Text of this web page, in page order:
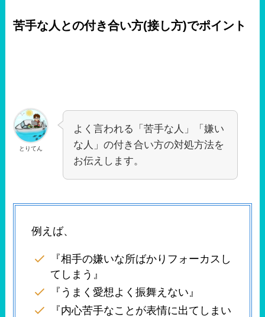
苦手な人との付き合い方(接し方)でポイント
とりてん
よく言われる「苦手な人」「嫌い
な人」の付き合い方の対処方法を
お伝えします。
例えば、
『相手の嫌いな所ばかりフォーカスし
てしまう』
『うまく愛想よく振舞えない』
『内心苦手なことが表情に出てしまい